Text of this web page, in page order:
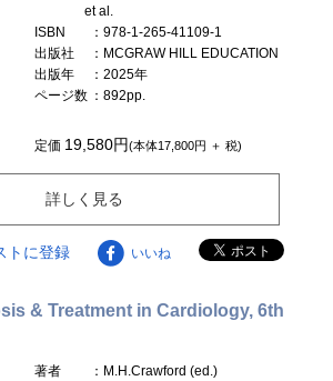
et al.
ISBN
：978-1-265-41109-1
出版社
：MCGRAW HILL EDUCATION
出版年
：2025年
ページ数 ：892pp.
定価 19,580円(本体17,800円 ＋ 税)
詳しく見る
トに登録 いいね
& Treatment in Cardiology, 6th
著者
：M.H.Crawford (ed.)